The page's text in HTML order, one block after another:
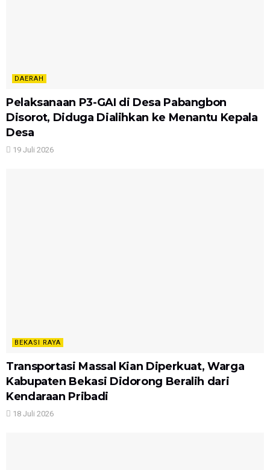
DAERAH
Pelaksanaan P3-GAI di Desa Pabangbon
Disorot, Diduga Dialihkan ke Menantu Kepala
Desa
19 Juli 2026
BEKASI RAYA
Transportasi Massal Kian Diperkuat, Warga
Kabupaten Bekasi Didorong Beralih dari
Kendaraan Pribadi
18 Juli 2026